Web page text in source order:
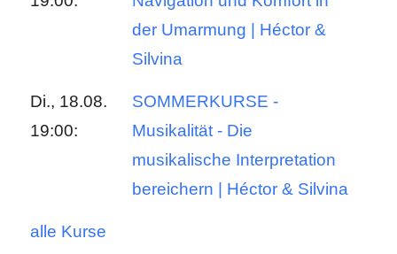
der Umarmung | Héctor &
Silvina
Di., 18.08.
19:00:
SOMMERKURSE -
Musikalität - Die
musikalische Interpretation
bereichern | Héctor & Silvina
alle Kurse